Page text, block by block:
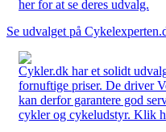
her for at se deres udvalg.
Se udvalget på
Cykler.dk har et solidt
fornuftige priser. De driver
kan derfor garantere god
cykler og cykeludstyr. Klik